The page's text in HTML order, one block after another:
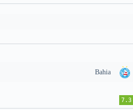
Bahia
7.3